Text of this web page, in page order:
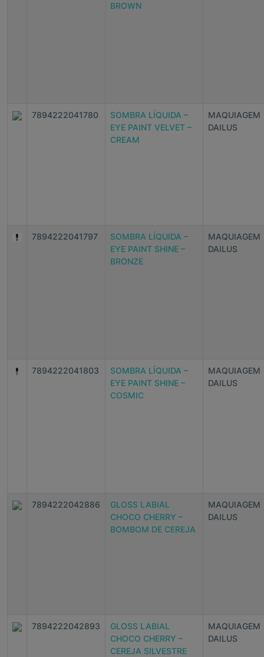
BROWN
7894222041780
SOMBRA LÍQUIDA –
EYE PAINT VELVET –
CREAM
MAQUIAGEM
DAILUS
7894222041797
SOMBRA LÍQUIDA –
EYE PAINT SHINE –
BRONZE
MAQUIAGEM
DAILUS
7894222041803
SOMBRA LÍQUIDA –
EYE PAINT SHINE –
COSMIC
MAQUIAGEM
DAILUS
7894222042886
GLOSS LABIAL
CHOCO CHERRY –
BOMBOM DE CEREJA
MAQUIAGEM
DAILUS
7894222042893
GLOSS LABIAL
CHOCO CHERRY –
CEREJA SILVESTRE
MAQUIAGEM
DAILUS